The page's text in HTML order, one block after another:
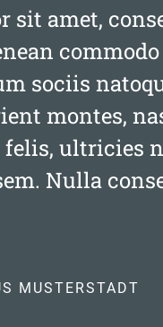
sit amet,
sociis
montes,
felis, ultricies
Nulla
MUSTERSTADT